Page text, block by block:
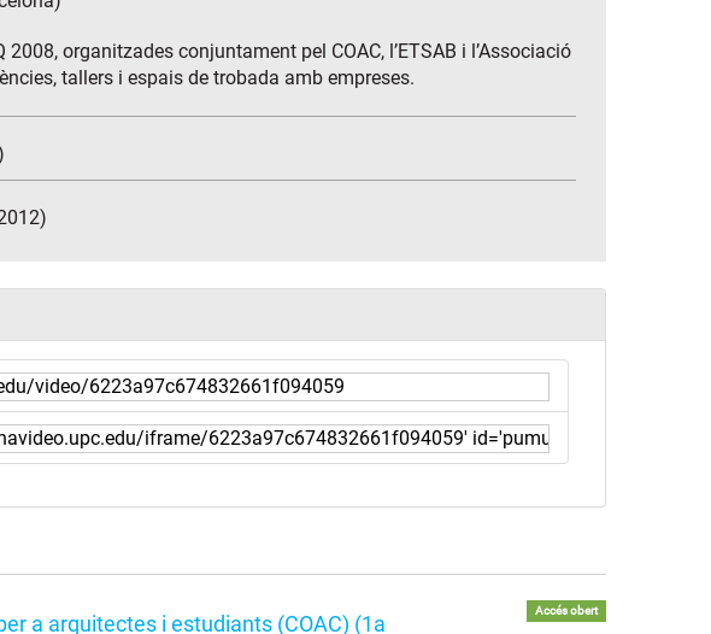
organitzades conjuntament pel COAC, l’ETSAB i l’Associació
tallers i espais de trobada amb empreses.
a arquitectes i estudiants (COAC) (1a
Accés obert